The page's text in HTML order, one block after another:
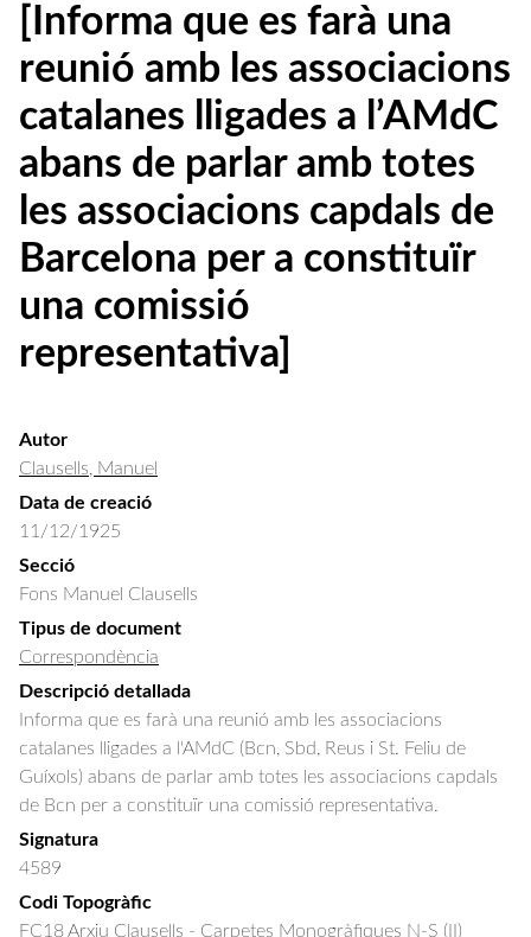
[Informa que es farà una
reunió amb les associacions
catalanes lligades a l’AMdC
abans de parlar amb totes
les associacions capdals de
Barcelona per a constituïr
una comissió
representativa]
Autor
Clausells, Manuel
Data de creació
11/12/1925
Secció
Fons Manuel Clausells
Tipus de document
Correspondència
Descripció detallada
Informa que es farà una reunió amb les associacions
catalanes lligades a l'AMdC (Bcn, Sbd, Reus i St. Feliu de
Guíxols) abans de parlar amb totes les associacions capdals
de Bcn per a constituïr una comissió representativa.
Signatura
4589
Codi Topogràfic
FC18 Arxiu Clausells - Carpetes Monogràfiques N-S (II)